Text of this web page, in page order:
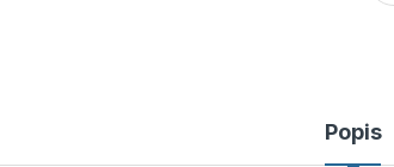
Popis